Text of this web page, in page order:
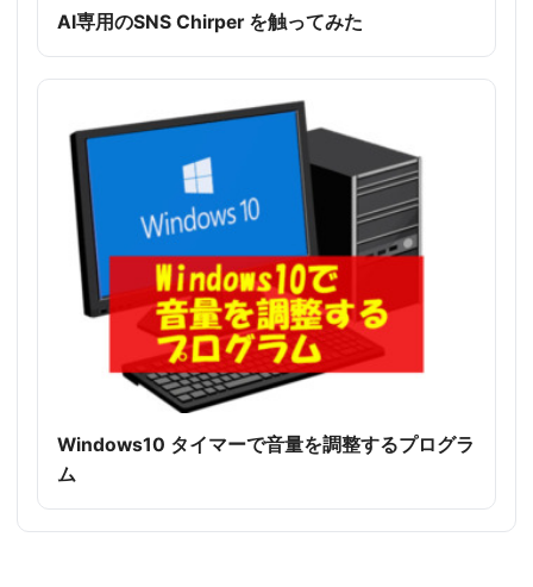
AI専用のSNS Chirper を触ってみた
Windows10 タイマーで音量を調整するプログラ
ム